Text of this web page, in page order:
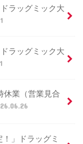
ラッグミック大
ラッグミック大
休業（営業見合
」ドラッグミ